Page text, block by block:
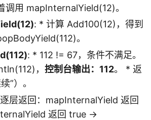
调用 mapInternalYield(12)。
: * 计算 Add100(12)，得到
。
: * 112 != 67，条件不满足。
， 控制台输出：112。 * 返
”）。
层返回：mapInternalYield 返回
返回 true ->